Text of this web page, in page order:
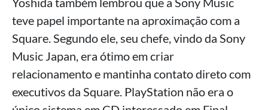
teve papel importante na aproximação com a
Square. Segundo ele, seu chefe, vindo da Sony
Music Japan, era ótimo em criar
relacionamento e mantinha contato direto com
executivos da Square. PlayStation não era o